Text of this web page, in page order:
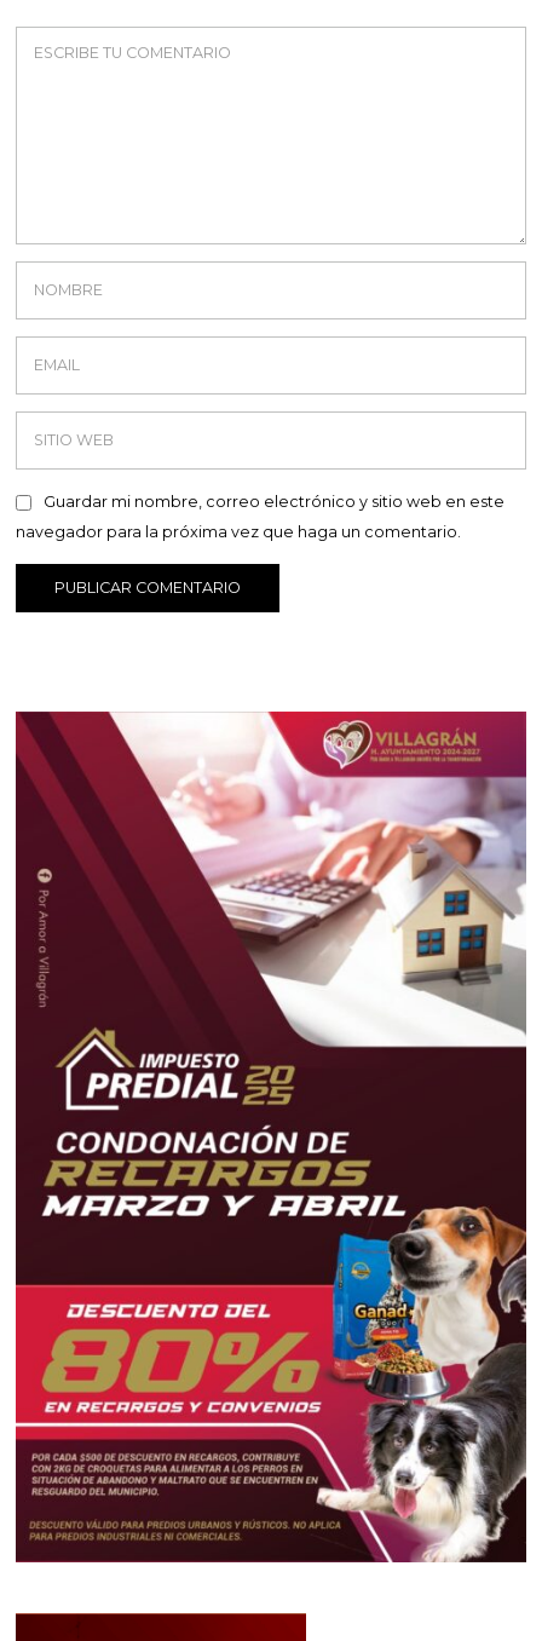
Guardar mi nombre, correo electrónico y sitio web en este
navegador para la próxima vez que haga un comentario.